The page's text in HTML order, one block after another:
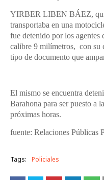
YIRBER LIBEN BÁEZ,
transportaba en una
fue detenido por los
calibre 9 milímetros, con su
tipo de documento que
El mismo se encuentra
Barahona para ser puesto a
próximas horas.
fuente: Relaciones Públicas
Tags: Policiales